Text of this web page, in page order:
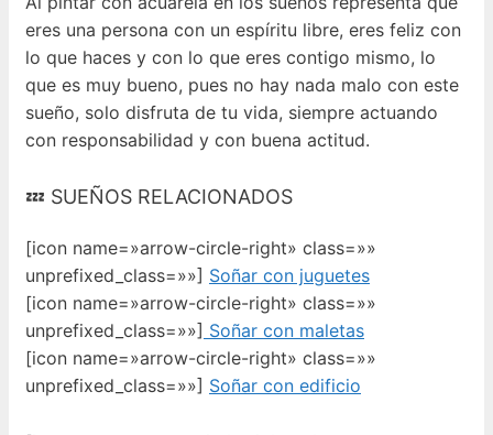
eres una persona con un espíritu libre, eres feliz con
lo que haces y con lo que eres contigo mismo, lo
que es muy bueno, pues no hay nada malo con este
sueño, solo disfruta de tu vida, siempre actuando
con responsabilidad y con buena actitud.
💤 SUEÑOS RELACIONADOS
[icon name=»arrow-circle-right» class=»»
unprefixed_class=»»] Soñar con juguetes
[icon name=»arrow-circle-right» class=»»
unprefixed_class=»»] Soñar con maletas
[icon name=»arrow-circle-right» class=»»
unprefixed_class=»»] Soñar con edificio